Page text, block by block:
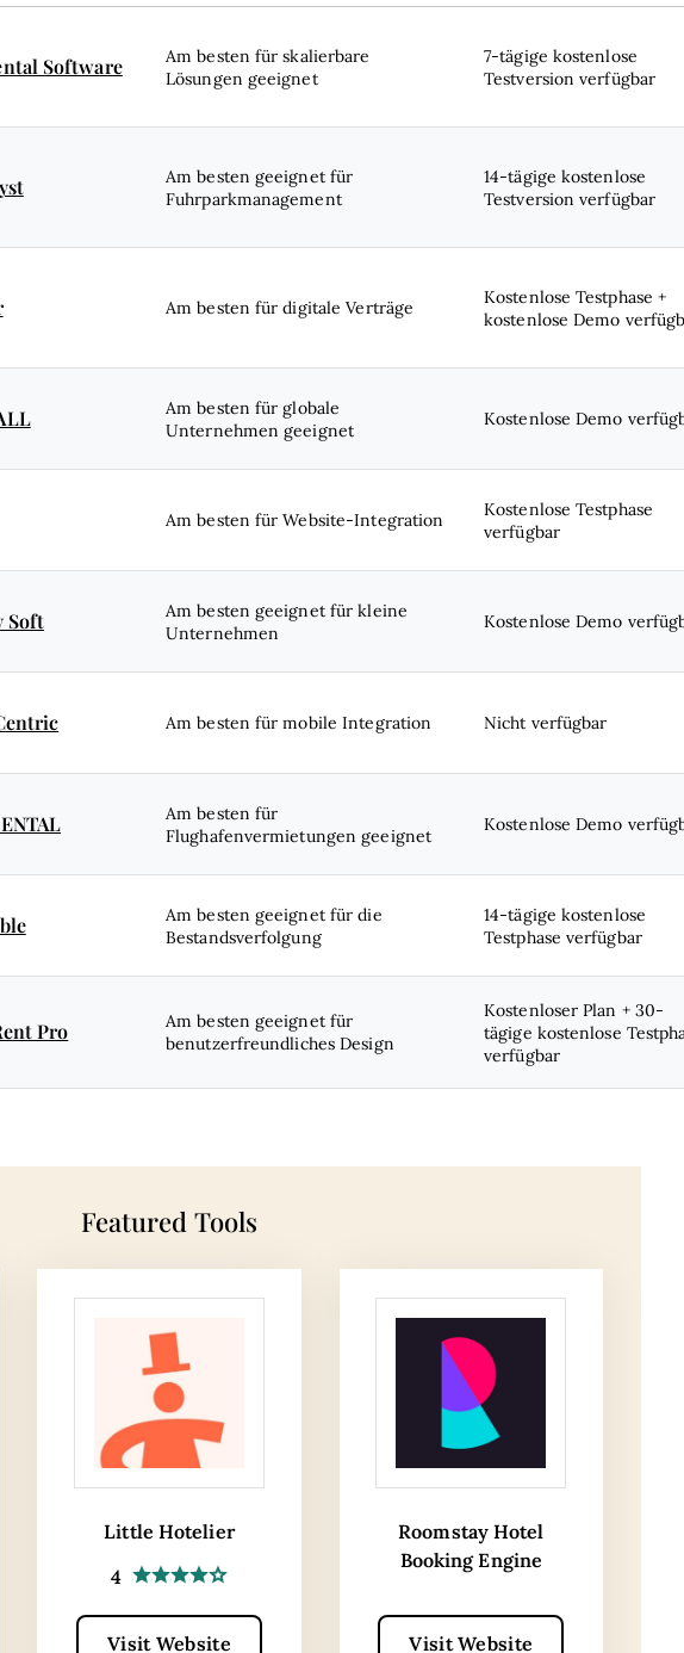
Software
Am besten für skalierbare
Lösungen geeignet
7-tägige kostenlose
Testversion verfügbar
Am besten geeignet für
Fuhrparkmanagement
14-tägige kostenlose
Testversion verfügbar
Am besten für digitale Verträge
Kostenlose Testphase +
kostenlose Demo
Am besten für globale
Unternehmen geeignet
Kostenlose Demo
Am besten für Website-Integration
Kostenlose Testphase
verfügbar
Soft
Am besten geeignet für kleine
Unternehmen
Kostenlose Demo
Am besten für mobile Integration Nicht verfügbar
Am besten für
Flughafenvermietungen geeignet
Kostenlose Demo
Am besten geeignet für die
Bestandsverfolgung
14-tägige kostenlose
Testphase verfügbar
Pro
Am besten geeignet für
benutzerfreundliches Design
Kostenloser Plan + 30-
tägige kostenlose
verfügbar
Featured Tools
Little Hotelier
4
Visit Website
Roomstay Hotel
Booking Engine
Visit Website